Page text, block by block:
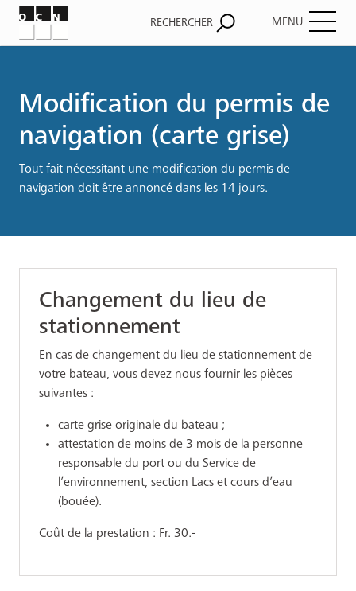
d'Ariane
Modification du permis de
navigation (carte grise)
Tout fait nécessitant une modification du permis de
navigation doit être annoncé dans les 14 jours.
Changement du lieu de
stationnement
En cas de changement du lieu de stationnement de
votre bateau, vous devez nous fournir les pièces
suivantes :
carte grise originale du bateau ;
attestation de moins de 3 mois de la personne
responsable du port ou du Service de
l’environnement, section Lacs et cours d’eau
(bouée).
Coût de la prestation : Fr. 30.-
RECHERCHER MENU